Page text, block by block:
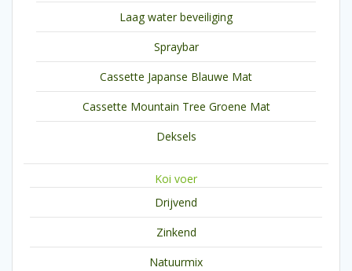
Laag water beveiliging
Spraybar
Cassette Japanse Blauwe Mat
Cassette Mountain Tree Groene Mat
Deksels
Koi voer
Drijvend
Zinkend
Natuurmix